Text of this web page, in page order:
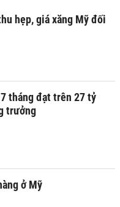
hẹp, giá xăng Mỹ đối
tháng đạt trên 27 tỷ
trưởng
ở Mỹ